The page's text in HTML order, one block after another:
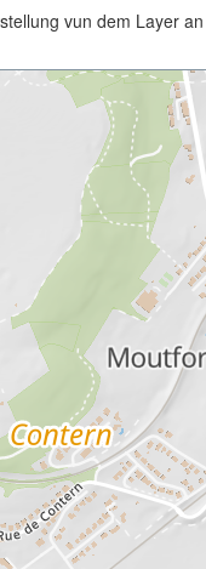
vun dem Layer